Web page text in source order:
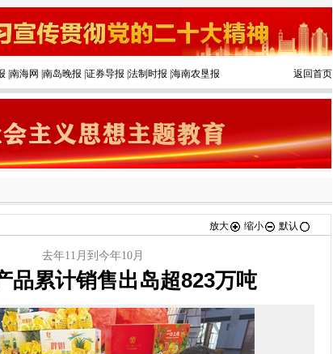
南海网 南岛晚报 证券导报 法制时报 海南农垦报 返回首页
放大 缩小 默认
去年11月到今年10月
品累计销售出岛超823万吨